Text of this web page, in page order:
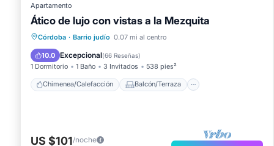
Apartamento
Ático de lujo con vistas a la Mezquita
Córdoba · Barrio judío 0.07 mi al centro
10.0 Excepcional(66 Reseñas)
1 Dormitorio 1 Baño 3 Invitados 538 pies²
Chimenea/Calefacción Balcón/Terraza
Chimenea/Calefacción
Cocina
Aparcamiento
US $101/noche